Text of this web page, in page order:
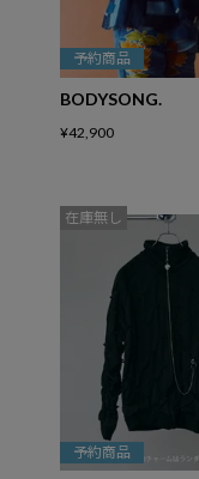
予約商品
BODYSONG.
¥42,900
予約商品
在庫無し